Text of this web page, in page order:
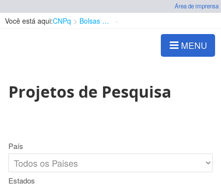
Área de imprensa
Você está aqui:CNPq Bolsas e Auxílios Vigentes
MENU
Projetos de Pesquisa
País
Estados